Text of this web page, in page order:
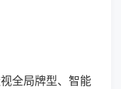
全局牌型、智能